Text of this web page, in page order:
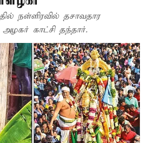
நள்ளிரவில் தசாவதார
காட்சி தந்தார்.